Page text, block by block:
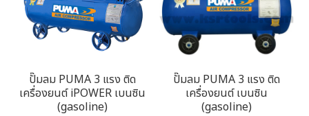
ปั๊มลม PUMA 3 แรง ติด
เครื่องยนต์ iPOWER เบนซิน
(gasoline)
ปั๊มลม PUMA 3 แรง ติด
เครื่องยนต์ เบนซิน
(gasoline)